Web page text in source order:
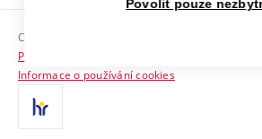
Sociální bezpečí
HR Award
Kontakty
Copyright © 2026 VUT
Prohlášení o přístupnosti
Informace o používání cookies
Povolit pouze